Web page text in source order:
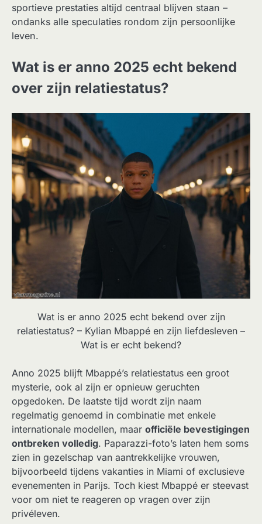
sportieve prestaties altijd centraal blijven staan –
ondanks alle speculaties rondom zijn persoonlijke
leven.
Wat is er anno 2025 echt bekend
over zijn relatiestatus?
Wat is er anno 2025 echt bekend over zijn
relatiestatus? – Kylian Mbappé en zijn liefdesleven –
Wat is er echt bekend?
Anno 2025 blijft Mbappé’s relatiestatus een groot
mysterie, ook al zijn er opnieuw geruchten
opgedoken. De laatste tijd wordt zijn naam
regelmatig genoemd in combinatie met enkele
internationale modellen, maar officiële bevestigingen
ontbreken volledig. Paparazzi-foto’s laten hem soms
zien in gezelschap van aantrekkelijke vrouwen,
bijvoorbeeld tijdens vakanties in Miami of exclusieve
evenementen in Parijs. Toch kiest Mbappé er steevast
voor om niet te reageren op vragen over zijn
privéleven.